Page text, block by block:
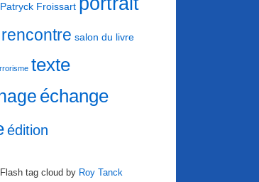
Patryck Froissart
rencontre salon du livre
texte
échange
édition
tag cloud by Roy Tanck